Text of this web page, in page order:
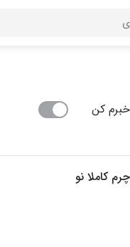
کن
کاملا نو